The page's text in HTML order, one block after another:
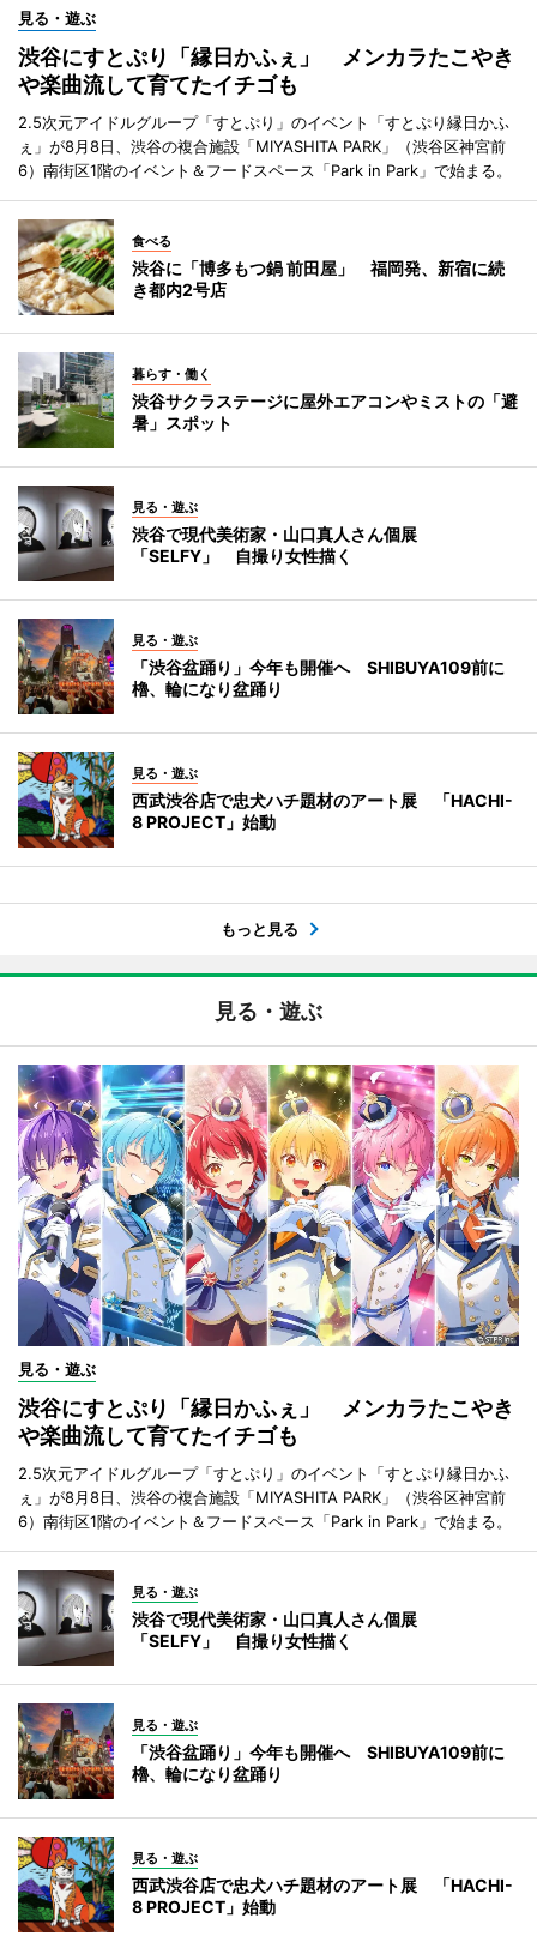
見る・遊ぶ
渋谷にすとぷり「縁日かふぇ」 メンカラたこやき
や楽曲流して育てたイチゴも
2.5次元アイドルグループ「すとぷり」のイベント「すとぷり縁日かふ
ぇ」が8月8日、渋谷の複合施設「MIYASHITA PARK」（渋谷区神宮前
6）南街区1階のイベント＆フードスペース「Park in Park」で始まる。
食べる
渋谷に「博多もつ鍋 前田屋」 福岡発、新宿に続
き都内2号店
暮らす・働く
渋谷サクラステージに屋外エアコンやミストの「避
暑」スポット
見る・遊ぶ
渋谷で現代美術家・山口真人さん個展
「SELFY」 自撮り女性描く
見る・遊ぶ
「渋谷盆踊り」今年も開催へ SHIBUYA109前に
櫓、輪になり盆踊り
見る・遊ぶ
西武渋谷店で忠犬ハチ題材のアート展 「HACHI-
8 PROJECT」始動
もっと見る
見る・遊ぶ
見る・遊ぶ
渋谷にすとぷり「縁日かふぇ」 メンカラたこやき
や楽曲流して育てたイチゴも
2.5次元アイドルグループ「すとぷり」のイベント「すとぷり縁日かふ
ぇ」が8月8日、渋谷の複合施設「MIYASHITA PARK」（渋谷区神宮前
6）南街区1階のイベント＆フードスペース「Park in Park」で始まる。
見る・遊ぶ
渋谷で現代美術家・山口真人さん個展
「SELFY」 自撮り女性描く
見る・遊ぶ
「渋谷盆踊り」今年も開催へ SHIBUYA109前に
櫓、輪になり盆踊り
見る・遊ぶ
西武渋谷店で忠犬ハチ題材のアート展 「HACHI-
8 PROJECT」始動